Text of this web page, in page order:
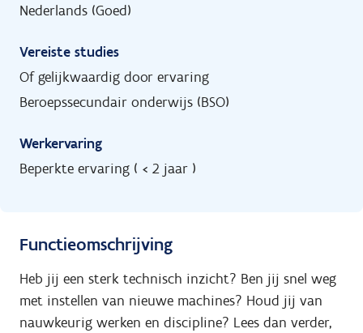
Nederlands (Goed)
Vereiste studies
Of gelijkwaardig door ervaring
Beroepssecundair onderwijs (BSO)
Werkervaring
Beperkte ervaring ( < 2 jaar )
Functieomschrijving
Heb jij een sterk technisch inzicht? Ben jij snel weg
met instellen van nieuwe machines? Houd jij van
nauwkeurig werken en discipline? Lees dan verder,